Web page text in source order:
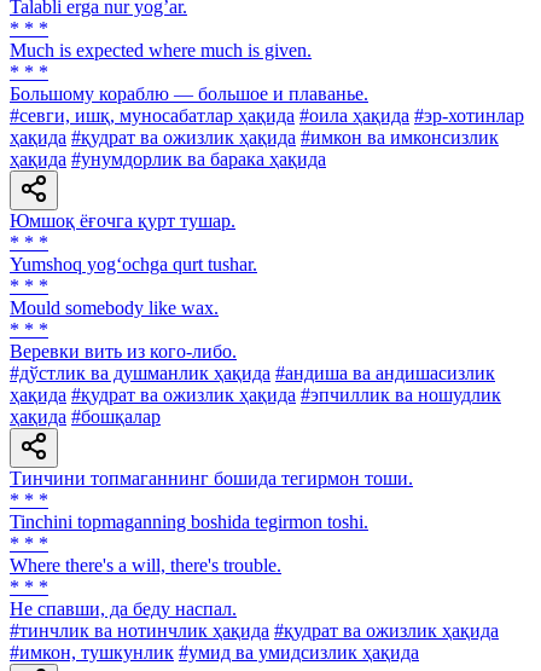
Talabli erga nur yogʼar.
* * *
Much is expected where much is given.
* * *
Большому кораблю — большое и плаванье.
#севги, ишқ, муносабатлар ҳақида #оила ҳақида #эр-хотинлар
ҳақида #қудрат ва ожизлик ҳақида #имкон ва имконсизлик
ҳақида #унумдорлик ва барака ҳақида
Юмшоқ ёғочга қурт тушар.
* * *
Yumshoq yog‘ochga qurt tushar.
* * *
Mould somebody like wax.
* * *
Веревки вить из кого-либо.
#дўстлик ва душманлик ҳақида #андиша ва андишасизлик
ҳақида #қудрат ва ожизлик ҳақида #эпчиллик ва ношудлик
ҳақида #бошқалар
Тинчини топмаганнинг бошида тегирмон тоши.
* * *
Tinchini topmaganning boshida tegirmon toshi.
* * *
Where there's а will, there's trouble.
* * *
He спавши, да беду наспал.
#тинчлик ва нотинчлик ҳақида #қудрат ва ожизлик ҳақида
#имкон, тушкунлик #умид ва умидсизлик ҳақида